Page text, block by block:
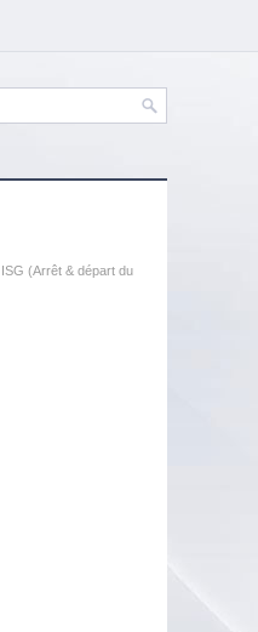
(Arrêt & départ du